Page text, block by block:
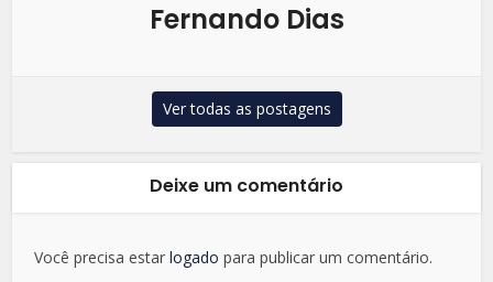
Fernando Dias
Ver todas as postagens
Deixe um comentário
Você precisa estarlogado para publicar um comentário.